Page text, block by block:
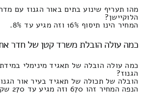
מהו תעריף שינוע בתים באור הגנוז עם
הלוקיישן?
המחיר הינו תיסוף 16% וזה מגיע עד 8%.
כמה עולה הובלת משרד קטן של חדר
הגנוז?
הובלה של תכולה של תאגיד בעיר אור
הנפה המחיר זהו 670 וזה מגיע עד 270 שקל.